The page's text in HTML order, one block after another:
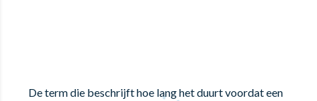
De term die beschrijft hoe lang het duurt voordat een